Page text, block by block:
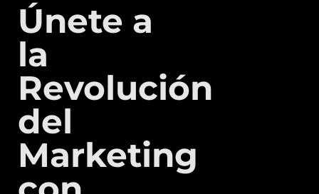
Únete a
la
Revolución
del
Marketing